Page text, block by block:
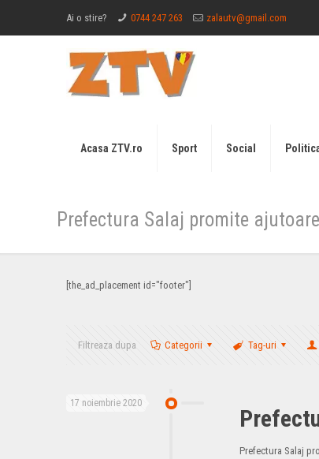
Ai o stire? 0744 247 263 zalautv@gmail.com
Acasa ZTV.ro Sport Social
Prefectura Salaj promite ajutoare
[the_ad_placement id="footer"]
Filtreaza dupa Categorii Tag-uri
17 noiembrie 2020
Prefectura Salaj